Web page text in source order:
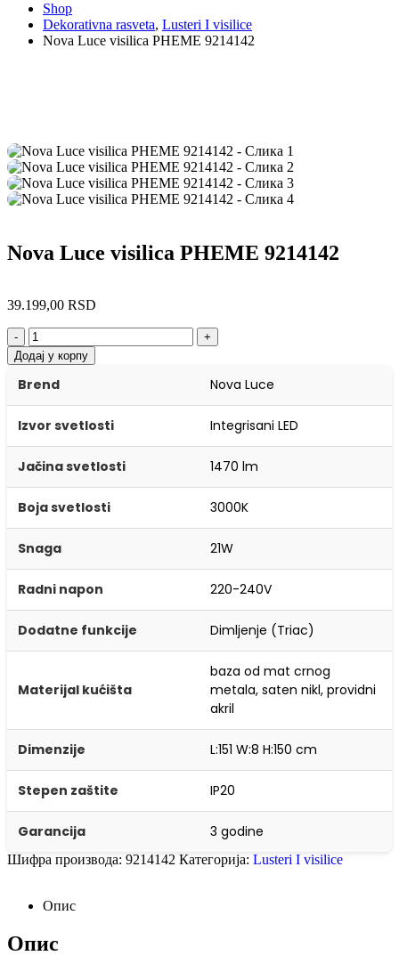
Shop
Dekorativna rasveta, Lusteri I visilice
Nova Luce visilica PHEME 9214142
Nova Luce visilica PHEME 9214142
39.199,00 RSD
-
+
Додај у корпу
Brend Nova Luce
Izvor svetlosti Integrisani LED
Jačina svetlosti 1470 lm
Boja svetlosti 3000K
Snaga 21W
Radni napon 220-240V
Dodatne funkcije Dimljenje (Triac)
Materijal kućišta
baza od mat crnog
metala, saten nikl, providni
akril
Dimenzije L:151 W:8 H:150 cm
Stepen zaštite IP20
Garancija 3 godine
Шифра производа: 9214142 Категорија: Lusteri I visilice
Опис
Опис